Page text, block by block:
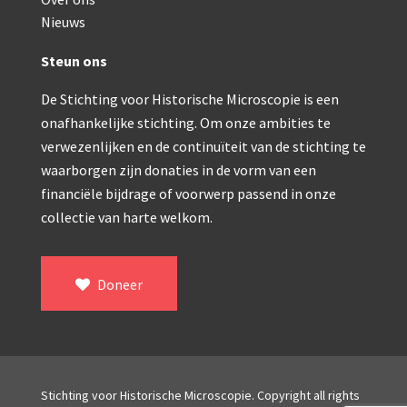
Watson & Sons, No. 1 ‘Van Heurck’ (ca. 1900)
Reichert (ca. 1925)
Winkel, statief BTC (1955-1957)
ROW, schoolmicroscoop (1955-1965)
Troughton & Simms, McArthur type (1959-
Bleeker, statief R (ca. 1965)
Nieuws
Steun ons
De Stichting voor Historische Microscopie is een
onafhankelijke stichting. Om onze ambities te
verwezenlijken en de continuïteit van de stichting te
waarborgen zijn donaties in de vorm van een
financiële bijdrage of voorwerp passend in onze
collectie van harte welkom.
Doneer
Stichting voor Historische Microscopie. Copyright all rights